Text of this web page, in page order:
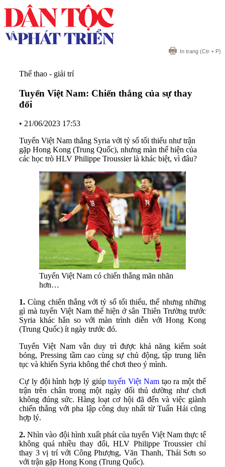
In trang (Ctr + P)
Thể thao - giải trí
Tuyển Việt Nam: Chiến thắng của sự thay
đổi
• 21/06/2023 17:53
Tuyển Việt Nam thắng Syria với tỷ số tối thiểu như trận
gặp Hong Kong (Trung Quốc), nhưng màn thể hiện của
các học trò HLV Philippe Troussier là khác biệt, vì đâu?
Tuyển Việt Nam có chiến thắng mãn nhãn
hơn…
1. Cùng chiến thắng với tỷ số tối thiểu, thế nhưng những
gì mà tuyển Việt Nam thể hiện ở sân Thiên Trường trước
Syria khác hẳn so với màn trình diễn với Hong Kong
(Trung Quốc) ít ngày trước đó.
Tuyển Việt Nam vẫn duy trì được khả năng kiểm soát
bóng, Pressing tầm cao cùng sự chủ động, tập trung liên
tục và khiến Syria không thể chơi theo ý mình.
Cự ly đội hình hợp lý giúptuyển Việt Namtạo ra một thế
trận trên chân trong một ngày đối thủ dường như chơi
không đúng sức. Hàng loạt cơ hội đã đến và việc giành
chiến thắng với pha lập công duy nhất từ Tuấn Hải cũng
hợp lý.
2. Nhìn vào đội hình xuất phát của tuyển Việt Nam thực tế
không quá nhiều thay đổi, HLV Philippe Troussier chỉ
thay 3 vị trí với Công Phượng, Văn Thanh, Thái Sơn so
với trận gặp Hong Kong (Trung Quốc).